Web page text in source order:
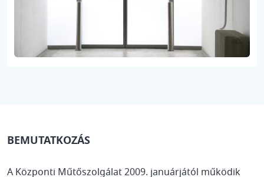
BEMUTATKOZÁS
A Központi Műtőszolgálat 2009. januárjától működik